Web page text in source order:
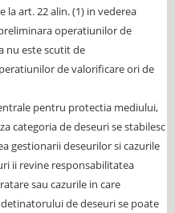
la art. 22 alin. (1) in vederea
operatiunilor de
nu este scutit de
de valorificare ori de
pentru protectia mediului,
categoria de deseuri se stabilesc
gestionarii deseurilor si cazurile
ii revine responsabilitatea
sau cazurile in care
de deseuri se poate